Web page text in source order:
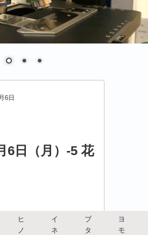
6日
6日（月）-5 花
ヒ
ノ
イ
ネ
ブ
タ
ヨ
モ